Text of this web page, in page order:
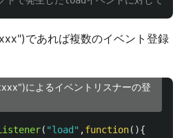
であれば複数のイベント登録
によるイベントリスナーの登
( "load " ,function(){